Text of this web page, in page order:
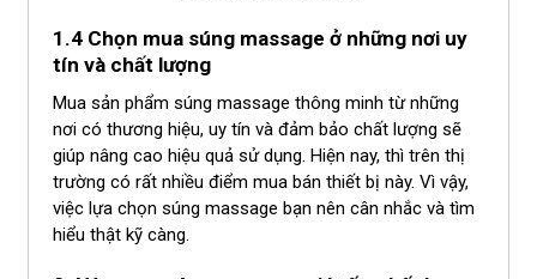
1.4 Chọn mua súng massage ở những nơi uy
tín và chất lượng
Mua sản phẩm súng massage thông minh từ những
nơi có thương hiệu, uy tín và đảm bảo chất lượng sẽ
giúp nâng cao hiệu quả sử dụng. Hiện nay, thì trên thị
trường có rất nhiều điểm mua bán thiết bị này. Vì vậy,
việc lựa chọn súng massage bạn nên cân nhắc và tìm
hiểu thật kỹ càng.